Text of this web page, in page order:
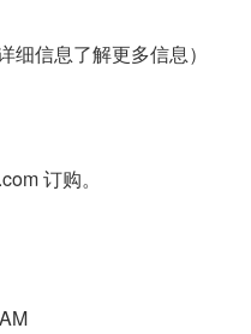
细信息了解更多信息）
订购。